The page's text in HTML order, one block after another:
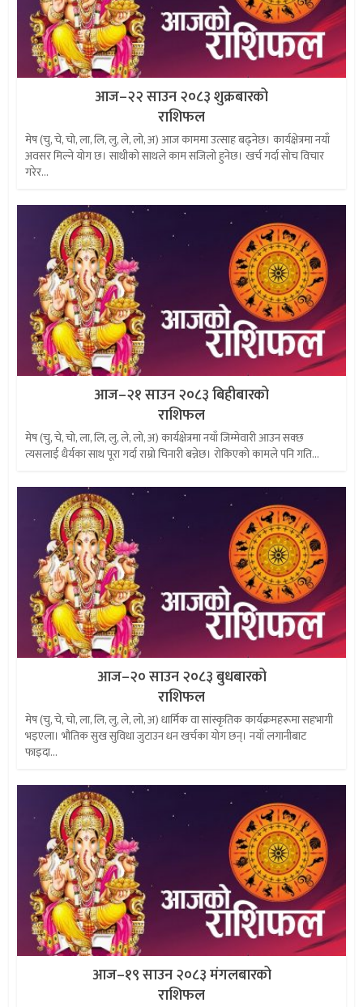
आज–२२ साउन २०८३ शुक्रबारको
राशिफल
मेष (चु, चे, चो, ला, लि, लु, ले, लो, अ) आज काममा उत्साह बढ्नेछ। कार्यक्षेत्रमा नयाँ
अवसर मिल्ने योग छ। साथीको साथले काम सजिलो हुनेछ। खर्च गर्दा सोच विचार
गरेर...
आज–२१ साउन २०८३ बिहीबारको
राशिफल
मेष (चु, चे, चो, ला, लि, लु, ले, लो, अ) कार्यक्षेत्रमा नयाँ जिम्मेवारी आउन सक्छ
त्यसलाई धैर्यका साथ पूरा गर्दा राम्रो चिनारी बन्नेछ। रोकिएको कामले पनि गति...
आज–२० साउन २०८३ बुधबारको
राशिफल
मेष (चु, चे, चो, ला, लि, लु, ले, लो, अ) धार्मिक वा सांस्कृतिक कार्यक्रमहरूमा सहभागी
भइएला। भौतिक सुख सुविधा जुटाउन धन खर्चका योग छन्। नयाँ लगानीबाट
फाइदा...
आज–१९ साउन २०८३ मंगलबारको
राशिफल